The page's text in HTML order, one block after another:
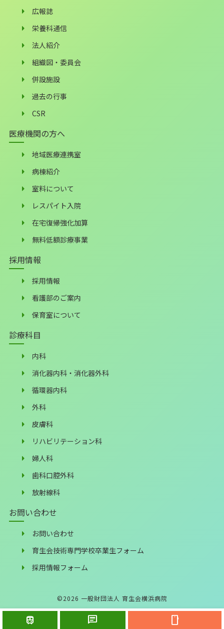
広報誌
栄養科通信
法人紹介
組織図・委員会
併設施設
過去の行事
CSR
医療機関の方へ
地域医療連携室
病棟紹介
室料について
レスパイト入院
在宅復帰強化加算
無料低額診療事業
採用情報
採用情報
看護部のご案内
保育室について
診療科目
内科
消化器内科・消化器外科
循環器内科
外科
皮膚科
リハビリテーション科
婦人科
歯科口腔外科
放射線科
お問い合わせ
お問い合わせ
育生会技術専門学校卒業生フォーム
採用情報フォーム
©2026 一般財団法人 育生会横浜病院
train chat smartphone